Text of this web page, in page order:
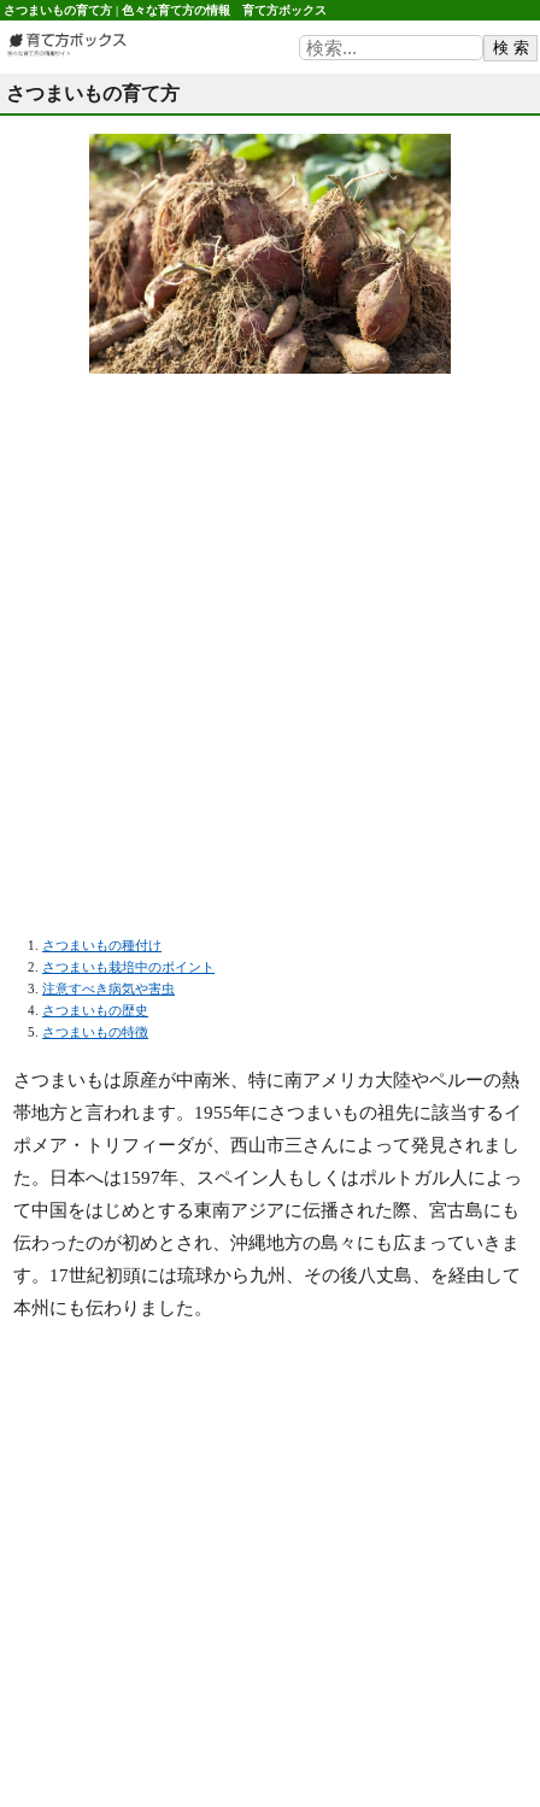
さつまいもの育て方 | 色々な育て方の情報 育て方ボックス
さつまいもの育て方
さつまいもの種付け
さつまいも栽培中のポイント
注意すべき病気や害虫
さつまいもの歴史
さつまいもの特徴
さつまいもは原産が中南米、特に南アメリカ大陸やペルーの熱
帯地方と言われます。1955年にさつまいもの祖先に該当するイ
ポメア・トリフィーダが、西山市三さんによって発見されまし
た。日本へは1597年、スペイン人もしくはポルトガル人によっ
て中国をはじめとする東南アジアに伝播された際、宮古島にも
伝わったのが初めとされ、沖縄地方の島々にも広まっていきま
す。17世紀初頭には琉球から九州、その後八丈島、を経由して
本州にも伝わりました。